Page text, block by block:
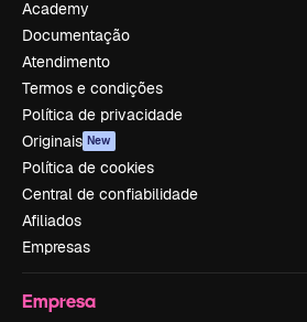
Academy
Documentação
Atendimento
Termos e condições
Política de privacidade
Originais New
Política de cookies
Central de confiabilidade
Afiliados
Empresas
Empresa